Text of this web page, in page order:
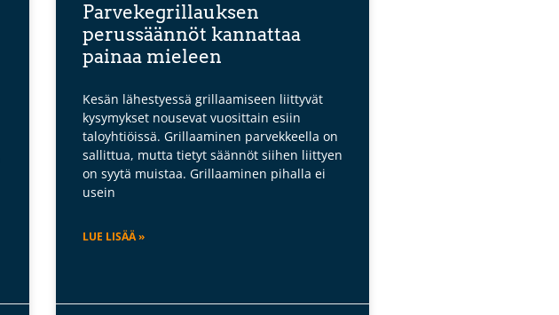
Parvekegrillauksen
perussäännöt kannattaa
painaa mieleen
Kesän lähestyessä grillaamiseen liittyvät
kysymykset nousevat vuosittain esiin
taloyhtiöissä. Grillaaminen parvekkeella on
sallittua, mutta tietyt säännöt siihen liittyen
on syytä muistaa. Grillaaminen pihalla ei
usein
LUE LISÄÄ »